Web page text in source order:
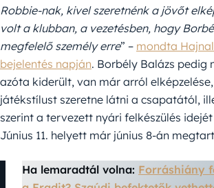
Robbie-nak, kivel szeretnénk a jövőt
volt a klubban, a vezetésben, hogy
megfelelő személy erre” – mondta
bejelentés napján. Borbély Balázs pedig
azóta kiderült, van már arról
játékstílust szeretne látni a csapatától,
szerint a tervezett nyári felkészülés
Június 11. helyett már június 8-án
Ha lemaradtál volna: Forráshiány